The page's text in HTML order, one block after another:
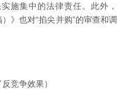
施集中的法律责任。此外，
》也对“掐尖并购”的审查和调
竞争效果）